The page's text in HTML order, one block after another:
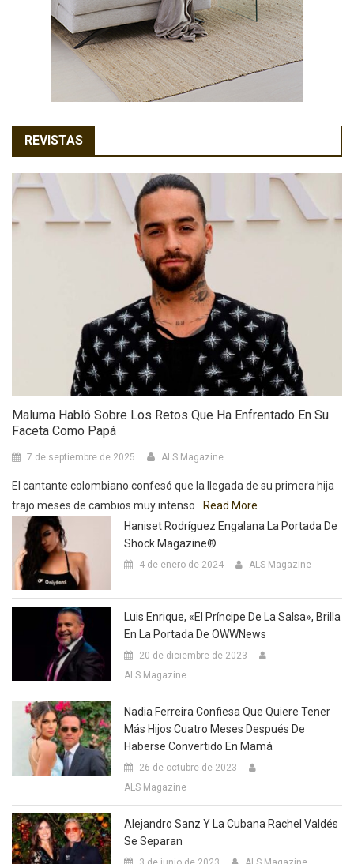
REVISTAS
Maluma Habló Sobre Los Retos Que Ha Enfrentado En Su
Faceta Como Papá
7 de septiembre de 2025 ALS Magazine
El cantante colombiano confesó que la llegada de su primera hija
trajo meses de cambios muy intenso
Read More
Haniset Rodríguez Engalana La Portada De
Shock Magazine®
4 de enero de 2024 ALS Magazine
Luis Enrique, «El Príncipe De La Salsa», Brilla
En La Portada De OWWNews
20 de diciembre de 2023
ALS Magazine
Nadia Ferreira Confiesa Que Quiere Tener
Más Hijos Cuatro Meses Después De
Haberse Convertido En Mamá
26 de octubre de 2023
ALS Magazine
Alejandro Sanz Y La Cubana Rachel Valdés
Se Separan